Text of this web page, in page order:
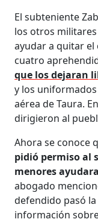
El subteniente
los otros
ayudar a quitar el
cuatro
que los dejaran
y los
aérea de Taura.
dirigieron al
Ahora se conoce
pidió permiso al
menores
abogado
defendido pasó
información